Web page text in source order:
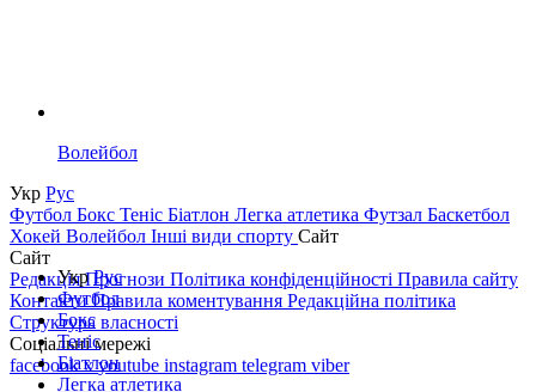
Волейбол
Укр Рус
Футбол Бокс Теніс Біатлон Легка атлетика Футзал Баскетбол
Хокей Волейбол Інші види спорту Сайт
Сайт
РедакціяПрогнози Політика конфіденційності Правила сайту
КонтактиПравила коментування Редакційна політика
Структура власності
Соціальні мережі
facebookxyoutube instagram telegram viber
УкрРус
Футбол
Бокс
Теніс
Біатлон
Легка атлетика